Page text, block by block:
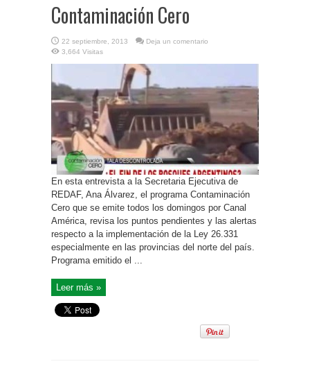
Contaminación Cero
22 septiembre, 2013
Deja un comentario
3,664 Visitas
En esta entrevista a la Secretaria Ejecutiva de
REDAF, Ana Álvarez, el programa Contaminación
Cero que se emite todos los domingos por Canal
América, revisa los puntos pendientes y las alertas
respecto a la implementación de la Ley 26.331
especialmente en las provincias del norte del país.
Programa emitido el ...
Leer más »